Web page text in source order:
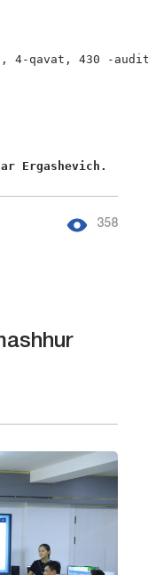
qavat, 430 -
Ergashevich.
358